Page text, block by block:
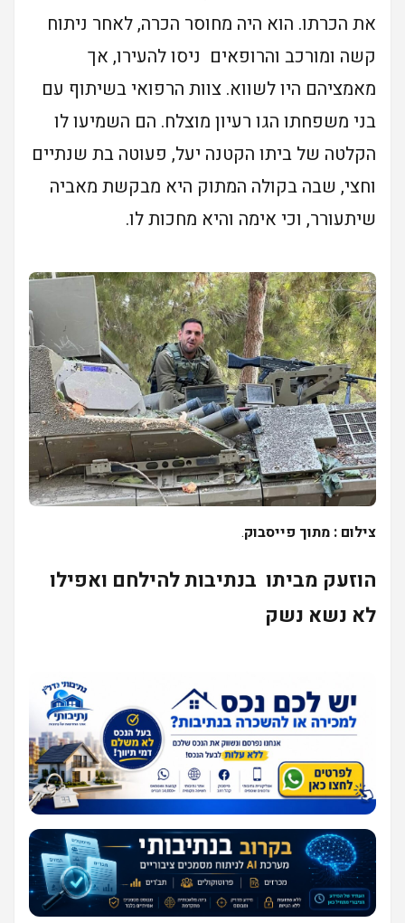
את הכרתו. הוא היה מחוסר הכרה, לאחר ניתוח
קשה ומורכב והרופאים ניסו להעירו, אך
מאמציהם היו לשווא. צוות הרפואי בשיתוף עם
בני משפחתו הגו רעיון מוצלח. הם השמיעו לו
הקלטה של ביתו הקטנה יעל, פעוטה בת שנתיים
וחצי, שבה בקולה המתוק היא מבקשת מאביה
שיתעורר, וכי אימה והיא מחכות לו.
צילום : מתוך פייסבוק.
הוזעק מביתו בנתיבות להילחם ואפילו
לא נשא נשק